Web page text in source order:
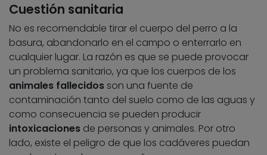
Cuestión sanitaria
No es recomendable tirar el cuerpo del perro a la
basura, abandonarlo en el campo o enterrarlo en
cualquier lugar. La razón es que se puede provocar
un problema sanitario, ya que los cuerpos de los
animales fallecidos son una fuente de
contaminación tanto del suelo como de las aguas y
como consecuencia se pueden producir
intoxicaciones de personas y animales. Por otro
lado, existe el peligro de que los cadáveres puedan